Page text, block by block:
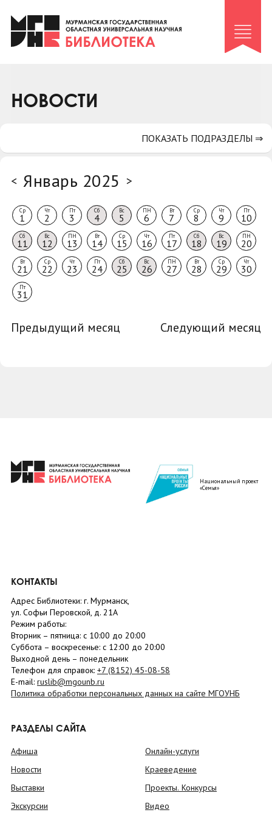
Клуб «Гиря и сельдерей»
Клуб «Семейный архив»
Коллегам
НОВОСТИ
< Январь 2025 >
Ср
1
Чт
2
Пт
3
Сб
4
Вс
5
ПН
6
Вт
7
Ср
8
Чт
9
Пт
10
Сб
11
Вс
12
ПН
13
Вт
14
Ср
15
Чт
16
Пт
17
Сб
18
Вс
19
ПН
20
Вт
21
Ср
22
Чт
23
Пт
24
Сб
25
Вс
26
ПН
27
Вт
28
Ср
29
Чт
30
Пт
31
Предыдущий месяц Следующий месяц
ПОКАЗАТЬ ПОДРАЗДЕЛЫ ⇒
Национальный проект
«Семья»
КОНТАКТЫ
Адрес Библиотеки: г. Мурманск,
ул. Софьи Перовской, д. 21А
Режим работы:
Вторник – пятница: с 10:00 до 20:00
Суббота – воскресенье: c 12:00 до 20:00
Выходной день – понедельник
Телефон для справок: +7 (8152) 45-08-58
E-mail: ruslib@mgounb.ru
Политика обработки персональных данных на сайте МГОУНБ
РАЗДЕЛЫ САЙТА
Афиша
Новости
Выставки
Экскурсии
Онлайн-услуги
Краеведение
Проекты. Конкурсы
Видео